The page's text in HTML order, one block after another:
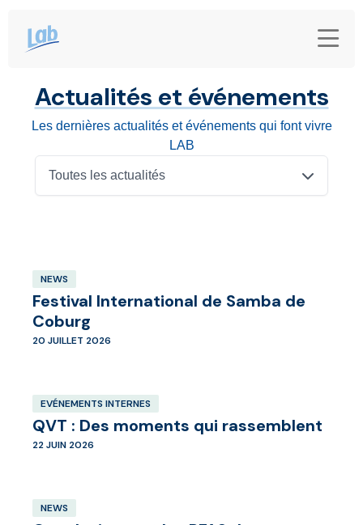
Actualités et événements
Les dernières actualités et événements qui font vivre
LAB
Toutes les actualités
NEWS
Festival International de Samba de
Coburg
20 JUILLET 2026
EVÉNEMENTS INTERNES
QVT : Des moments qui rassemblent
22 JUIN 2026
NEWS